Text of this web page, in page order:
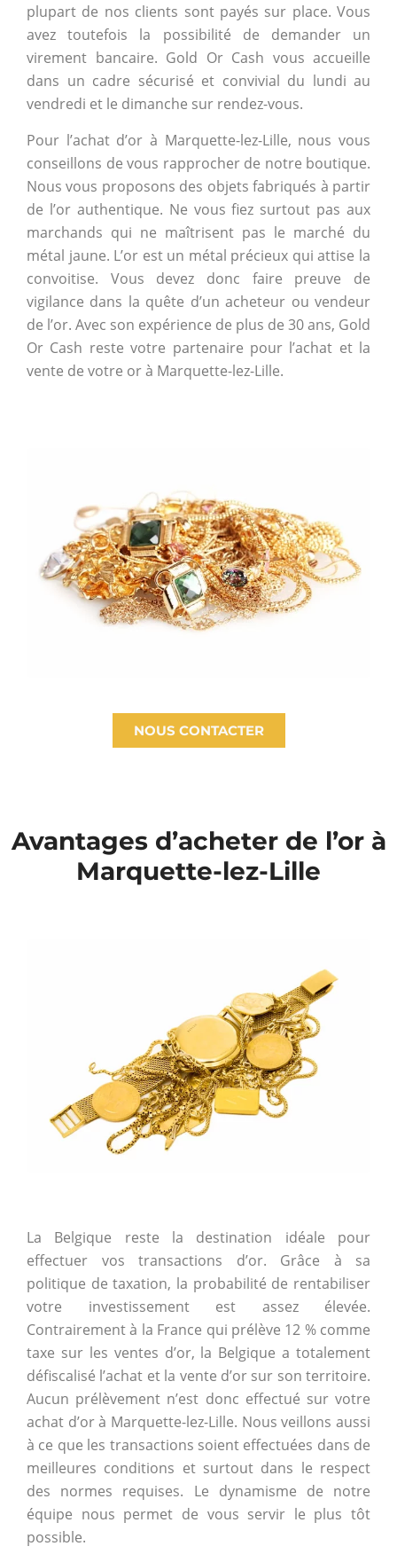
plupart de nos clients sont payés sur place. Vous
avez toutefois la possibilité de demander un
virement bancaire. Gold Or Cash vous accueille
dans un cadre sécurisé et convivial du lundi au
vendredi et le dimanche sur rendez-vous.
Pour l’achat d’or à Marquette-lez-Lille, nous vous
conseillons de vous rapprocher de notre boutique.
Nous vous proposons des objets fabriqués à partir
de l’or authentique. Ne vous fiez surtout pas aux
marchands qui ne maîtrisent pas le marché du
métal jaune. L’or est un métal précieux qui attise la
convoitise. Vous devez donc faire preuve de
vigilance dans la quête d’un acheteur ou vendeur
de l’or. Avec son expérience de plus de 30 ans, Gold
Or Cash reste votre partenaire pour l’achat et la
vente de votre or à Marquette-lez-Lille.
NOUS CONTACTER
Avantages d’acheter de l’or à
Marquette-lez-Lille
La Belgique reste la destination idéale pour
effectuer vos transactions d’or. Grâce à sa
politique de taxation, la probabilité de rentabiliser
votre investissement est assez élevée.
Contrairement à la France qui prélève 12 % comme
taxe sur les ventes d’or, la Belgique a totalement
défiscalisé l’achat et la vente d’or sur son territoire.
Aucun prélèvement n’est donc effectué sur votre
achat d’or à Marquette-lez-Lille. Nous veillons aussi
à ce que les transactions soient effectuées dans de
meilleures conditions et surtout dans le respect
des normes requises. Le dynamisme de notre
équipe nous permet de vous servir le plus tôt
possible.